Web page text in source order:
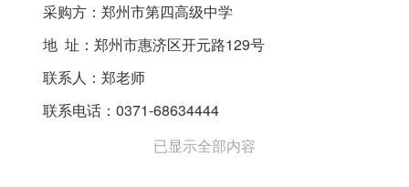
采购方：郑州市第四高级中学
地 址：郑州市惠济区开元路129号
联系人：郑老师
联系电话：0371-68634444
已显示全部内容